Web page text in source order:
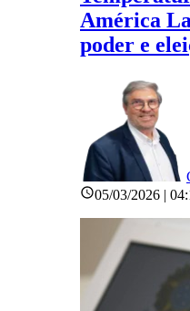
América
poder e
05/03/2026 |